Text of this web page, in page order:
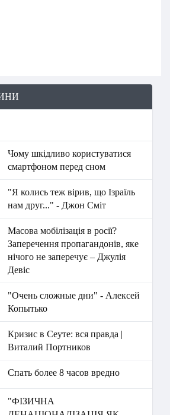
Чому шкідливо користуватися
смартфоном перед сном
"Я колись теж вірив, що Ізраїль
нам друг..." - Джон Сміт
Масова мобілізація в росії?
Заперечення пропагандонів, яке
нічого не заперечує – Джулія
Девіс
"Очень сложные дни" - Алексей
Копытько
Кризис в Сеуте: вся правда |
Виталий Портников
Спать более 8 часов вредно
"ФІЗИЧНА